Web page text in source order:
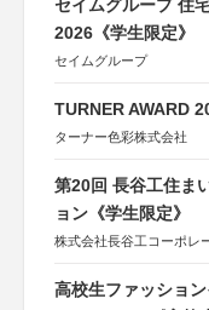
セイムグループ 住
2026《学生限定》
セイムグループ
TURNER AWARD
ターナー色彩株式会社
第20回 長谷工住ま
ョン《学生限定》
株式会社長谷工コーポレ
高校生ファッショ